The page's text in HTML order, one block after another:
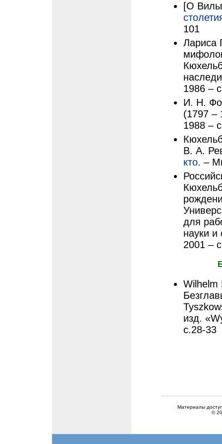
[О
101
Лариса
1986 –
И. Н.
(1797 –
1988 –
В. А.
кто. –
для
науки
2001 –
Wilhelm
изд.
с.28-33